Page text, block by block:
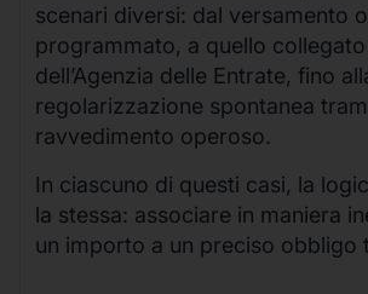
scenari diversi: dal versamento
programmato, a quello
dell’Agenzia delle Entrate, fino
regolarizzazione spontanea
ravvedimento operoso.
In ciascuno di questi casi, la
la stessa: associare in maniera
un importo a un preciso obbligo